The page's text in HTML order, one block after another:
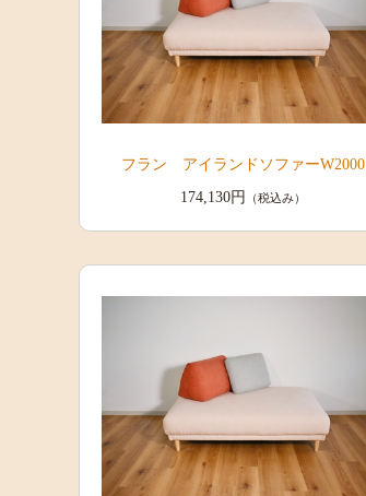
フラン アイランドソファーW2000
174,130円
（税込み）